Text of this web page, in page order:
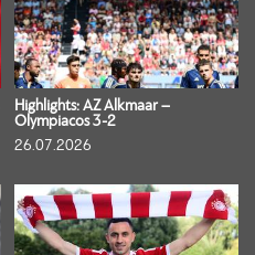
Highlights: AZ Alkmaar –
Olympiacos 3-2
26.07.2026